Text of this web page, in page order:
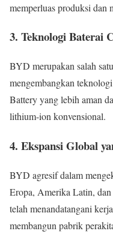
memperluas produksi dan
3. Teknologi Baterai
BYD merupakan salah
mengembangkan
Battery yang lebih aman
lithium-ion konvensional.
4. Ekspansi Global
BYD agresif dalam
Eropa, Amerika Latin, dan
telah menandatangani
membangun pabrik